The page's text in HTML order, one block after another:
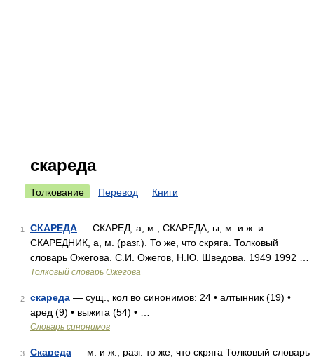
скареда
Толкование Перевод Книги
1 СКАРЕДА — СКАРЕД, а, м., СКАРЕДА, ы, м. и ж. и
СКАРЕДНИК, а, м. (разг.). То же, что скряга. Толковый
словарь Ожегова. С.И. Ожегов, Н.Ю. Шведова. 1949 1992 …
Толковый словарь Ожегова
2 скареда — сущ., кол во синонимов: 24 • алтынник (19) •
аред (9) • выжига (54) • …
Словарь синонимов
3 Скареда — м. и ж.; разг. то же, что скряга Толковый словарь